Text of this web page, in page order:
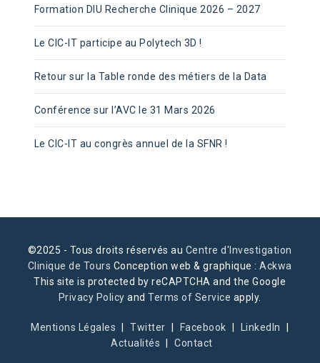
Formation DIU Recherche Clinique 2026 – 2027
Le CIC-IT participe au Polytech 3D !
Retour sur la Table ronde des métiers de la Data
Conférence sur l’AVC le 31 Mars 2026
Le CIC-IT au congrès annuel de la SFNR !
©2025 - Tous droits réservés au Centre d'Investigation
Clinique de Tours Conception web & graphique :Ackwa
This site is protected by reCAPTCHA and the Google
Privacy Policy andTerms of Service apply.
Mentions Légales Twitter Facebook
LinkedIn
Actualités
Contact